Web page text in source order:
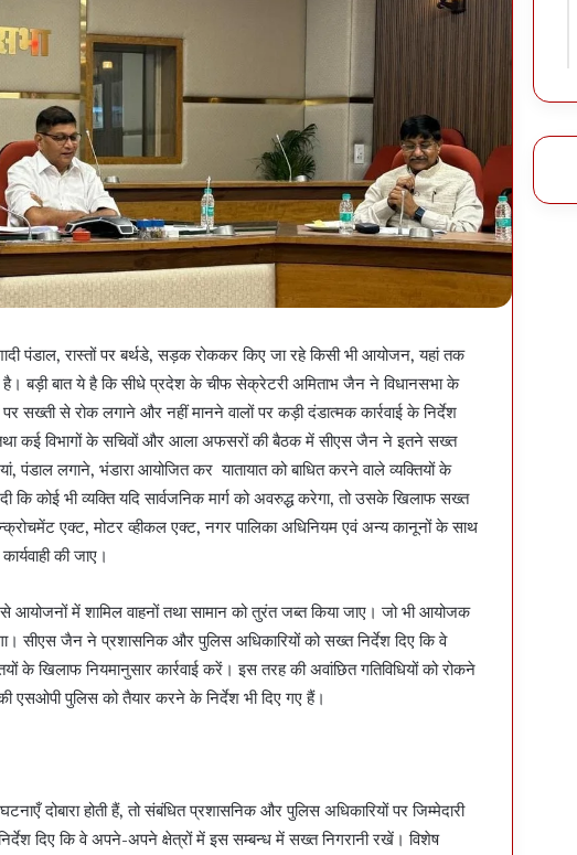
पंडाल, रास्तों पर बर्थडे, सड़क रोककर किए जा रहे किसी भी आयोजन, यहां तक
बड़ी बात ये है कि सीधे प्रदेश के चीफ सेक्रेटरी अमिताभ जैन ने विधानसभा के
सख्ती से रोक लगाने और नहीं मानने वालों पर कड़ी दंडात्मक कार्रवाई के निर्देश
कई विभागों के सचिवों और आला अफसरों की बैठक में सीएस जैन ने इतने सख्त
पंडाल लगाने, भंडारा आयोजित कर यातायात को बाधित करने वाले व्यक्तियों के
कि कोई भी व्यक्ति यदि सार्वजनिक मार्ग को अवरुद्ध करेगा, तो उसके खिलाफ सख्त
एक्ट, मोटर व्हीकल एक्ट, नगर पालिका अधिनियम एवं अन्य कानूनों के साथ
की जाए।
में शामिल वाहनों तथा सामान को तुरंत जब्त किया जाए। जो भी आयोजक
सीएस जैन ने प्रशासनिक और पुलिस अधिकारियों को सख्त निर्देश दिए कि वे
खिलाफ नियमानुसार कार्रवाई करें। इस तरह की अवांछित गतिविधियों को रोकने
एसओपी पुलिस को तैयार करने के निर्देश भी दिए गए हैं।
दोबारा होती हैं, तो संबंधित प्रशासनिक और पुलिस अधिकारियों पर जिम्मेदारी
दिए कि वे अपने-अपने क्षेत्रों में इस सम्बन्ध में सख्त निगरानी रखें। विशेष